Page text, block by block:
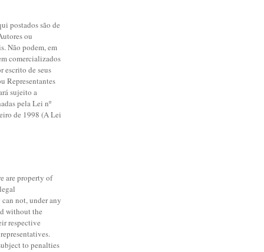
postados são de
ou
Não podem, em
comercializados
escrito de seus
Representantes
sujeito a
pela Lei nº
de 1998 (A Lei
are property of
not, under any
without the
respective
to penalties